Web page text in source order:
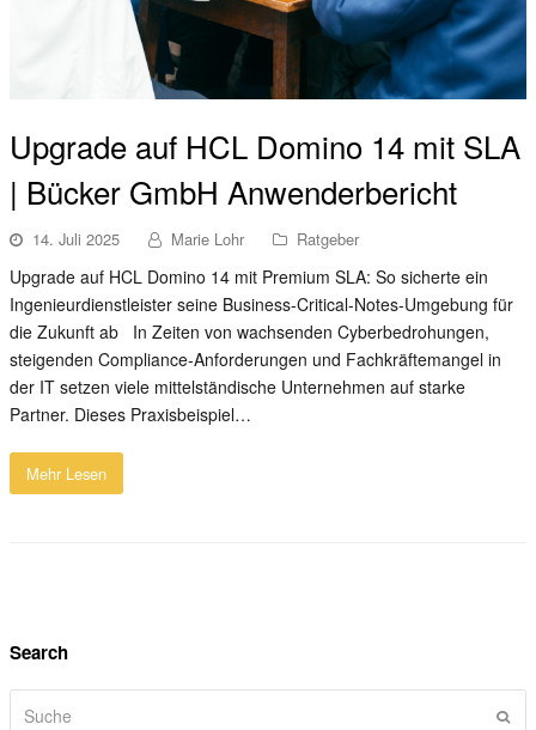
Upgrade auf HCL Domino 14 mit SLA
| Bücker GmbH Anwenderbericht
14. Juli 2025 Marie Lohr Ratgeber
Upgrade auf HCL Domino 14 mit Premium SLA: So sicherte ein
Ingenieurdienstleister seine Business-Critical-Notes-Umgebung für
die Zukunft ab In Zeiten von wachsenden Cyberbedrohungen,
steigenden Compliance-Anforderungen und Fachkräftemangel in
der IT setzen viele mittelständische Unternehmen auf starke
Partner. Dieses Praxisbeispiel…
Mehr Lesen
Search